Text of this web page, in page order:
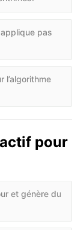
pas
l’algorithme
pour
et génère du